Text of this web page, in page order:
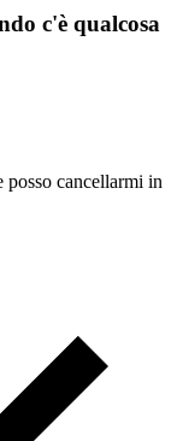
c'è qualcosa
cancellarmi in